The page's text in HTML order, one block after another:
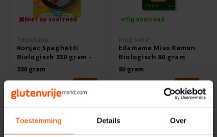
Toestemming Details Over
Rosies
Schär
Schnitzer
Semper
Slaapmutske
Niet op voorraad
Konjac Spaghetti
Biologisch 330 gram -
Glutenvrij
330 gram
€3,29
Op voorraad
Edamame Miso Ramen
Biologisch 80 gram
THT 06-2023 -
Glutenvrij
80 gram
THT
2023